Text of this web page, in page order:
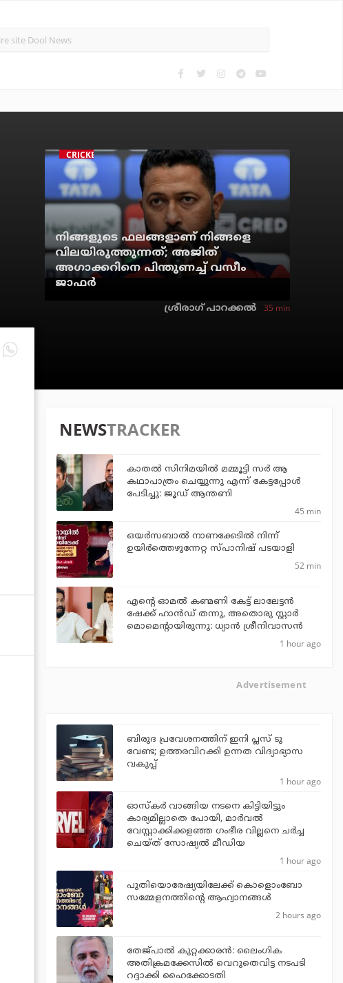
CRICKET
നിങ്ങളുടെ ഫലങ്ങളാണ് നിങ്ങളെ
വിലയിരുത്തുന്നത്; അജിത്
അഗാക്കറിനെ പിന്തുണച്ച് വസീം
ജാഫര്‍
ശ്രീരാഗ് പാറക്കല്‍ 35 min
NEWSTRACKER
കാതൽ സിനിമയിൽ മമ്മൂട്ടി സർ ആ
കഥാപാത്രം ചെയ്യുന്നു എന്ന് കേട്ടപ്പോൾ
പേടിച്ചു: ജൂഡ് ആന്തണി
45 min
ഒയര്‍സബാൽ നാണക്കേടിൽ നിന്ന്
ഉയിർത്തെഴുന്നേറ്റ സ്പാനിഷ് പടയാളി
52 min
എന്റെ ഓമൽ കണ്മണി കേട്ട് ലാലേട്ടൻ
ഷേക്ക് ഹാൻഡ് തന്നു, അതൊരു സ്റ്റാർ
മൊമെന്റായിരുന്നു: ധ്യാൻ ശ്രീനിവാസൻ
1 hour ago
Advertisement
ബിരുദ പ്രവേശനത്തിന് ഇനി പ്ലസ് ടു
വേണ്ട; ഉത്തരവിറക്കി ഉന്നത വിദ്യാഭ്യാസ
വകുപ്പ്
1 hour ago
ഓസ്‌കര്‍ വാങ്ങിയ നടനെ കിട്ടിയിട്ടും
കാര്യമില്ലാതെ പോയി, മാര്‍വല്‍
വേസ്റ്റാക്കിക്കളഞ്ഞ ഗംഭീര വില്ലനെ ചര്‍ച്ച
ചെയ്ത് സോഷ്യല്‍ മീഡിയ
1 hour ago
പുതിയൊരേഷ്യയിലേക്ക് കൊളൊംബോ
സമ്മേളനത്തിന്റെ ആഹ്വാനങ്ങള്‍
2 hours ago
തേജ്പാല്‍ കുറ്റക്കാരന്‍: ലൈംഗിക
അതിക്രമക്കേസില്‍ വെറുതെവിട്ട നടപടി
റദ്ദാക്കി ഹൈക്കോടതി